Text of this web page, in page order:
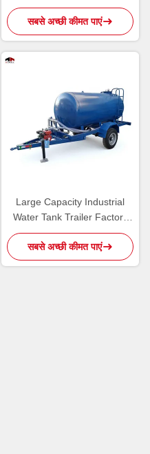
ड्रिलिंग उपकरण
सबसे अच्छी कीमत पाएं
Large Capacity Industrial
Water Tank Trailer Factory
Direct Sale Custom Made
सबसे अच्छी कीमत पाएं